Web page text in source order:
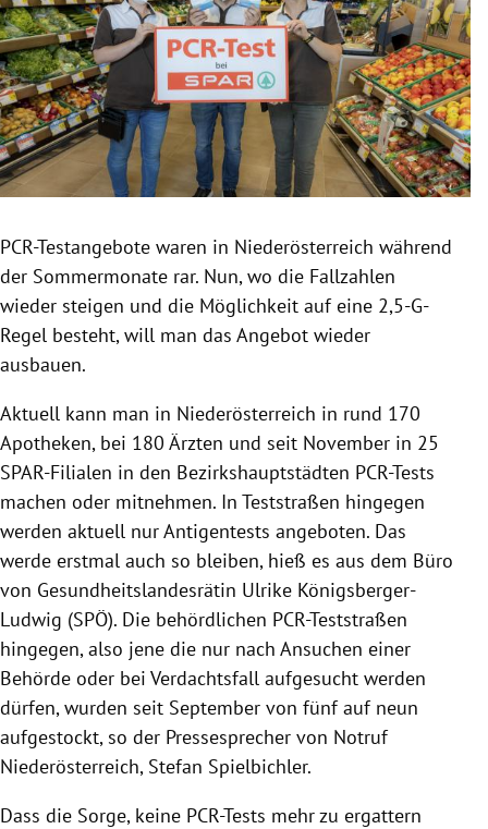
Untermenü
Untermenü
Untermenü
Untermenü
Untermenü
PCR-Testangebote waren in Niederösterreich während
der Sommermonate rar. Nun, wo die Fallzahlen
wieder steigen und die Möglichkeit auf eine 2,5-G-
Regel besteht, will man das Angebot wieder
ausbauen.
Aktuell kann man in Niederösterreich in rund 170
Apotheken, bei 180 Ärzten und seit November in 25
SPAR-Filialen in den Bezirkshauptstädten PCR-Tests
machen oder mitnehmen. In Teststraßen hingegen
werden aktuell nur Antigentests angeboten. Das
werde erstmal auch so bleiben, hieß es aus dem Büro
von Gesundheitslandesrätin Ulrike Königsberger-
Ludwig (SPÖ). Die behördlichen PCR-Teststraßen
hingegen, also jene die nur nach Ansuchen einer
Behörde oder bei Verdachtsfall aufgesucht werden
dürfen, wurden seit September von fünf auf neun
aufgestockt, so der Pressesprecher von Notruf
Niederösterreich, Stefan Spielbichler.
Dass die Sorge, keine PCR-Tests mehr zu ergattern